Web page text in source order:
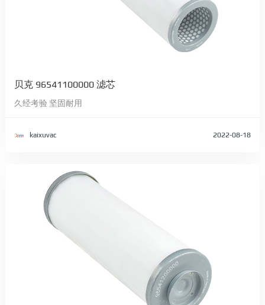
贝克 96541100000 滤芯
久经考验 坚固耐用
kaixuvac 2022-08-18